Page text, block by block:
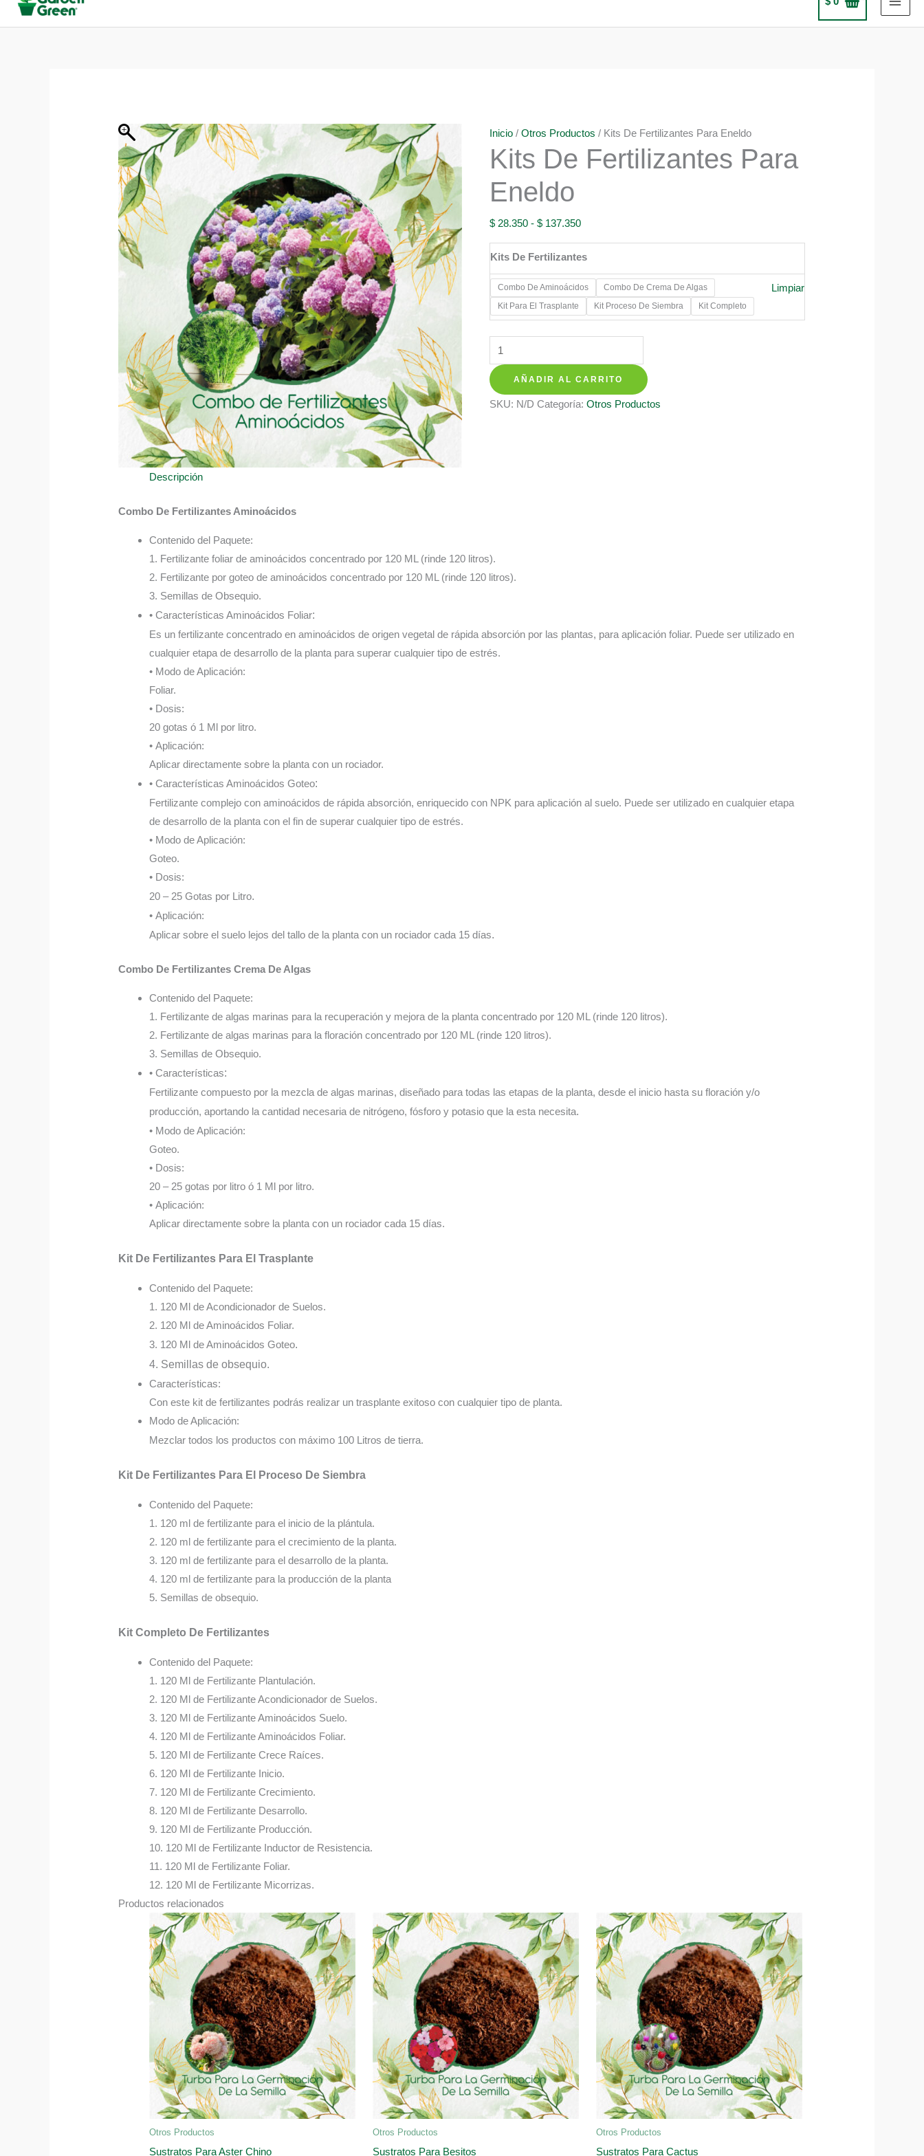
Inicio / Otros Productos / Kits De Fertilizantes Para Eneldo
Kits De Fertilizantes Para
Eneldo
$ 28.350 - $ 137.350Rango
de
precios:
desde
$ 28.350
hasta
$ 137.350
Kits De Fertilizantes
Combo De Aminoácidos
Combo De Crema De Algas
Kit Para El Trasplante
Kit Proceso De Siembra Kit Completo
Limpiar
Kits
De
Fertilizantes
Para
AÑADIR AL CARRITO
SKU: N/D Categoría: Otros Productos
Descripción
Combo De Fertilizantes Aminoácidos
Contenido del Paquete:
1. Fertilizante foliar de aminoácidos concentrado por 120 ML (rinde 120 litros).
2. Fertilizante por goteo de aminoácidos concentrado por 120 ML (rinde 120 litros).
3. Semillas de Obsequio.
• Características Aminoácidos Foliar:
Es un fertilizante concentrado en aminoácidos de origen vegetal de rápida absorción por las plantas, para aplicación foliar. Puede ser utilizado en
cualquier etapa de desarrollo de la planta para superar cualquier tipo de estrés.
• Modo de Aplicación:
Foliar.
• Dosis:
20 gotas ó 1 Ml por litro.
• Aplicación:
Aplicar directamente sobre la planta con un rociador.
• Características Aminoácidos Goteo:
Fertilizante complejo con aminoácidos de rápida absorción, enriquecido con NPK para aplicación al suelo. Puede ser utilizado en cualquier etapa
de desarrollo de la planta con el fin de superar cualquier tipo de estrés.
• Modo de Aplicación:
Goteo.
• Dosis:
20 – 25 Gotas por Litro.
• Aplicación:
Aplicar sobre el suelo lejos del tallo de la planta con un rociador cada 15 días.
Combo De Fertilizantes Crema De Algas
Contenido del Paquete:
1. Fertilizante de algas marinas para la recuperación y mejora de la planta concentrado por 120 ML (rinde 120 litros).
2. Fertilizante de algas marinas para la floración concentrado por 120 ML (rinde 120 litros).
3. Semillas de Obsequio.
• Características:
Fertilizante compuesto por la mezcla de algas marinas, diseñado para todas las etapas de la planta, desde el inicio hasta su floración y/o
producción, aportando la cantidad necesaria de nitrógeno, fósforo y potasio que la esta necesita.
• Modo de Aplicación:
Goteo.
• Dosis:
20 – 25 gotas por litro ó 1 Ml por litro.
• Aplicación:
Aplicar directamente sobre la planta con un rociador cada 15 días.
Kit De Fertilizantes Para El Trasplante
Contenido del Paquete:
1. 120 Ml de Acondicionador de Suelos.
2. 120 Ml de Aminoácidos Foliar.
3. 120 Ml de Aminoácidos Goteo.
4. Semillas de obsequio.
Características:
Con este kit de fertilizantes podrás realizar un trasplante exitoso con cualquier tipo de planta.
Modo de Aplicación:
Mezclar todos los productos con máximo 100 Litros de tierra.
Kit De Fertilizantes Para El Proceso De Siembra
Contenido del Paquete:
1. 120 ml de fertilizante para el inicio de la plántula.
2. 120 ml de fertilizante para el crecimiento de la planta.
3. 120 ml de fertilizante para el desarrollo de la planta.
4. 120 ml de fertilizante para la producción de la planta
5. Semillas de obsequio.
Kit Completo De Fertilizantes
Contenido del Paquete:
1. 120 Ml de Fertilizante Plantulación.
2. 120 Ml de Fertilizante Acondicionador de Suelos.
3. 120 Ml de Fertilizante Aminoácidos Suelo.
4. 120 Ml de Fertilizante Aminoácidos Foliar.
5. 120 Ml de Fertilizante Crece Raíces.
6. 120 Ml de Fertilizante Inicio.
7. 120 Ml de Fertilizante Crecimiento.
8. 120 Ml de Fertilizante Desarrollo.
9. 120 Ml de Fertilizante Producción.
10. 120 Ml de Fertilizante Inductor de Resistencia.
11. 120 Ml de Fertilizante Foliar.
12. 120 Ml de Fertilizante Micorrizas.
Productos relacionados
Otros Productos
Sustratos Para Aster Chino
Otros Productos
Sustratos Para Besitos
Otros Productos
Sustratos Para Cactus